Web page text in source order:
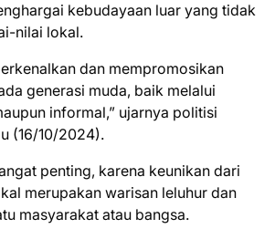
kebudayaan luar yang tidak
nilai lokal.
dan mempromosikan
generasi muda, baik melalui
informal,” ujarnya politisi
(16/10/2024).
penting, karena keunikan dari
merupakan warisan leluhur dan
masyarakat atau bangsa.